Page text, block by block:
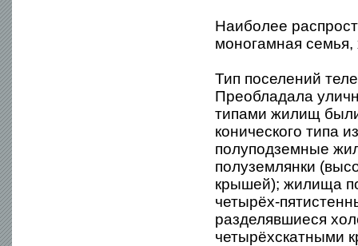
Наиболее
моногамная
Тип поселений
Преобладала
типами жилищ
конического типа
полуподземные
полуземлянки
крышей); жилища
четырёх-
разделявшиеся
четырёхскатными